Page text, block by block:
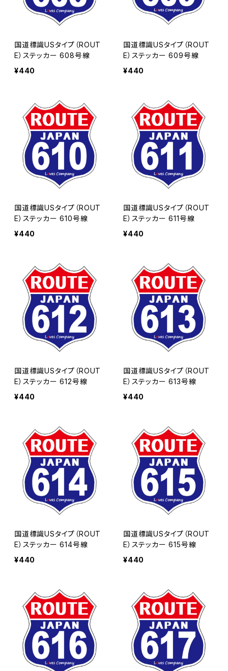
国道標識USタイプ（ROUT
E）ステッカー 608号線
¥440
国道標識USタイプ（ROUT
E）ステッカー 609号線
¥440
国道標識USタイプ（ROUT
E）ステッカー 610号線
¥440
国道標識USタイプ（ROUT
E）ステッカー 611号線
¥440
国道標識USタイプ（ROUT
E）ステッカー 612号線
¥440
国道標識USタイプ（ROUT
E）ステッカー 613号線
¥440
国道標識USタイプ（ROUT
E）ステッカー 614号線
¥440
国道標識USタイプ（ROUT
E）ステッカー 615号線
¥440